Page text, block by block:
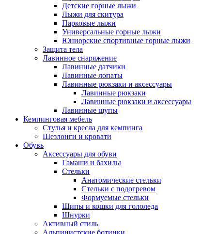
Детские горные лыжи
Лыжи для скитура
Парковые лыжи
Универсальные горные лыжи
Юниорские спортивные горные лыжи
Защита тела
Лавинное снаряжение
Лавинные датчики
Лавинные лопаты
Лавинные рюкзаки и аксессуары
Лавинные рюкзаки
Лавинные рюкзаки и аксессуары
Лавинные щупы
Кемпинговая мебель
Стулья и кресла для кемпинга
Шезлонги и кровати
Обувь
Аксессуары для обуви
Гамаши и бахилы
Стельки
Анатомические стельки
Стельки с подогревом
Формуемые стельки
Шипы и кошки для гололеда
Шнурки
Активный стиль
Альпинистские ботинки